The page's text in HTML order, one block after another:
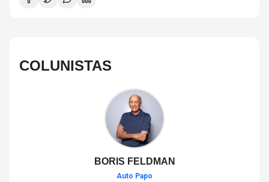
para todas as idades. Entre as opções estão o Hotel Toriba,
COLUNISTAS
BORIS FELDMAN
Auto Papo